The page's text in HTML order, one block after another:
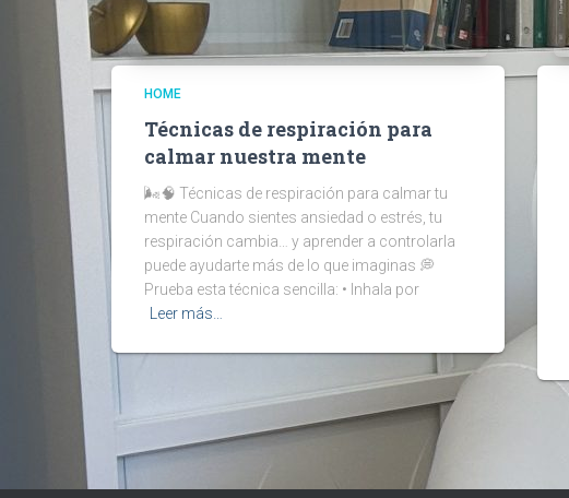
HOME
Técnicas de respiración para
calmar nuestra mente
🌬️🧠 Técnicas de respiración para calmar tu
mente Cuando sientes ansiedad o estrés, tu
respiración cambia… y aprender a controlarla
puede ayudarte más de lo que imaginas 💭
Prueba esta técnica sencilla: • Inhala por
Leer más…